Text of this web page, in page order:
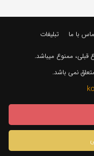
با ما تبلیغات
قبلی، ممنوع میباشد.
نمی باشد.